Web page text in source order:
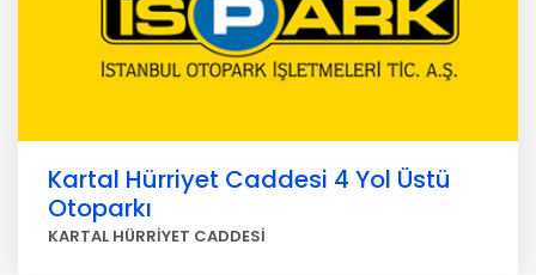
Kartal Hürriyet Caddesi 4 Yol Üstü
Otoparkı
KARTAL HÜRRİYET CADDESİ